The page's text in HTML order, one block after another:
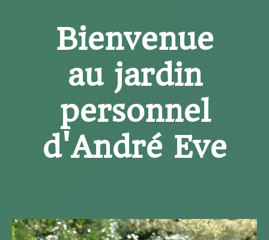
Bienvenue
au jardin
personnel
d'André Eve